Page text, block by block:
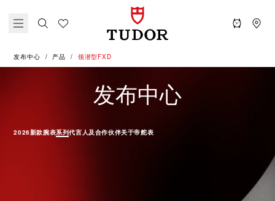
发布中心 产品 领潜型FXD
发布中心产品 - 领
2026新款腕表系列代言人及合作伙伴关于帝舵表